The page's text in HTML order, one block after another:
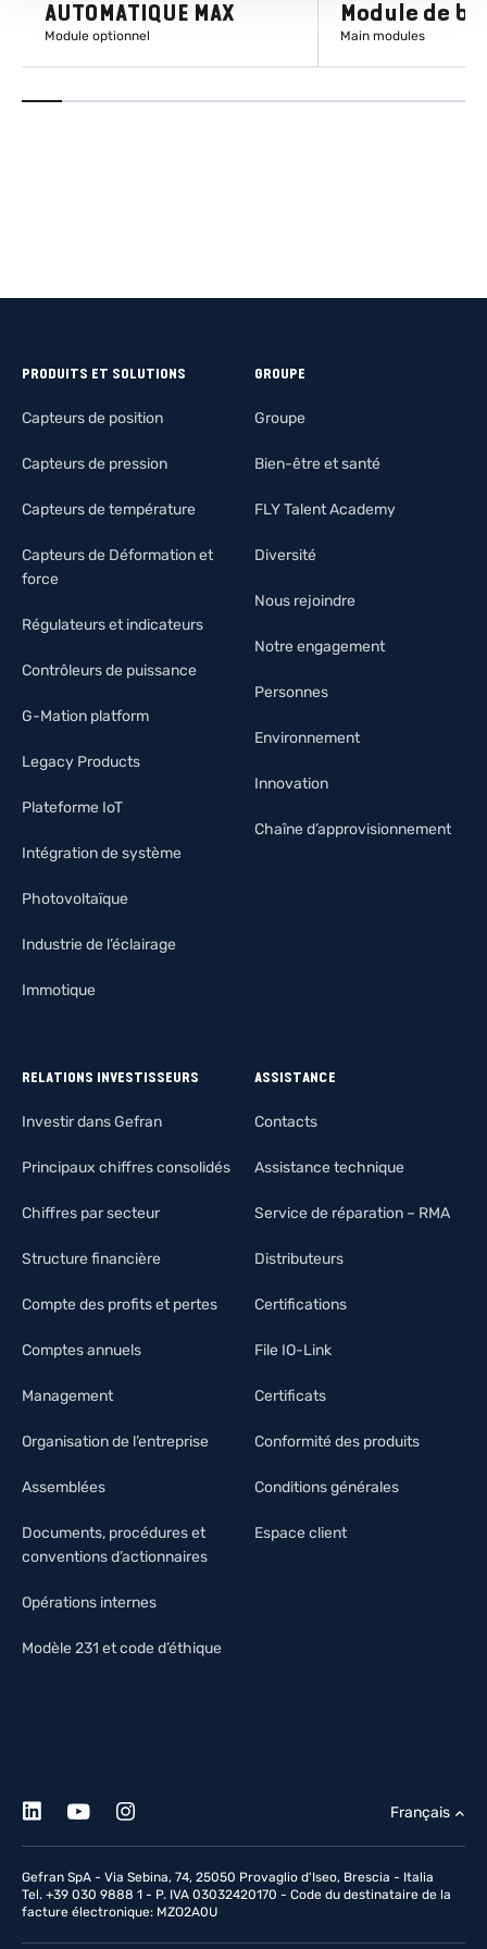
AUTOMATIQUE MAX
Module optionnel
Module de
Main modules
PRODUITS ET SOLUTIONS
Capteurs de position
Capteurs de pression
Capteurs de température
Capteurs de Déformation et
force
Régulateurs et indicateurs
Contrôleurs de puissance
G-Mation platform
Legacy Products
Plateforme IoT
Intégration de système
Photovoltaïque
Industrie de l’éclairage
Immotique
GROUPE
Groupe
Bien-être et santé
FLY Talent Academy
Diversité
Nous rejoindre
Notre engagement
Personnes
Environnement
Innovation
Chaîne d’approvisionnement
RELATIONS INVESTISSEURS
Investir dans Gefran
Principaux chiffres consolidés
Chiffres par secteur
Structure financière
Compte des profits et pertes
Comptes annuels
Management
Organisation de l’entreprise
Assemblées
Documents, procédures et
conventions d’actionnaires
Opérations internes
Modèle 231 et code d’éthique
ASSISTANCE
Contacts
Assistance technique
Service de réparation – RMA
Distributeurs
Certifications
File IO-Link
Certificats
Conformité des produits
Conditions générales
Espace client
Gefran SpA - Via Sebina, 74, 25050 Provaglio d'Iseo, Brescia - Italia
Tel. +39 030 9888 1 - P. IVA 03032420170 - Code du destinataire de la
facture électronique: MZO2A0U
Français